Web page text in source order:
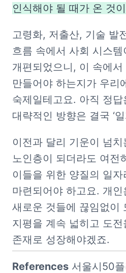
인식해야 될 때가 온 것
고령화, 저출산, 기술 발
흐름 속에서 사회 시스템
개편되었으니, 이 속에
만들어야 하는지가 우리
숙제일테고요. 아직 정답
대략적인 방향은 결국 ‘
이전과 달리 기운이 넘
노인층이 되더라도 여전
이들을 위한 양질의 일
마련되어야 하고요. 개
새로운 것들에 끊임없이
지평을 계속 넓히고 도
존재로 성장해야겠죠.
References